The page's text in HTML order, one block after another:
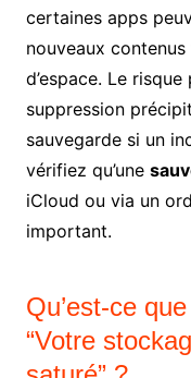
certaines apps
nouveaux
d’espace. Le
suppression
sauvegarde si un
vérifiez qu’une
iCloud ou via un
important.
Qu’est-ce
“Votre